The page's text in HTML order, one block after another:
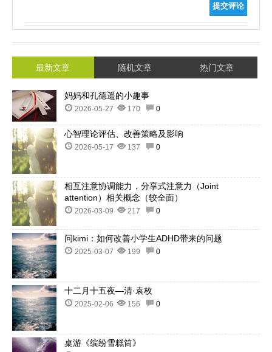
提交评论
最新文章 随机文章 热门文章
妈妈和孔德遥的小趣事
2026-05-27 170 0
心智理论评估、改善策略及影响
2026-05-17 137 0
相互注意协调能力，分享式注意力（Joint
attention）相关概念（较全面）
2026-03-09 217 0
问kimi：如何改善小学生ADHD带来的问题
2025-03-07 199 0
十二月十五夜—清·袁枚
2025-02-06 156 0
桌游《缤纷雪糕筒》